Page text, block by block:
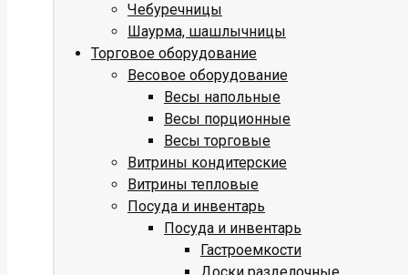
Чебуречницы
Шаурма, шашлычницы
Торговое оборудование
Весовое оборудование
Весы напольные
Весы порционные
Весы торговые
Витрины кондитерские
Витрины тепловые
Посуда и инвентарь
Посуда и инвентарь
Гастроемкости